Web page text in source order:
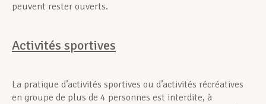
peuvent rester ouverts.
Activités sportives
La pratique d’activités sportives ou d’activités récréatives
en groupe de plus de 4 personnes est interdite, à